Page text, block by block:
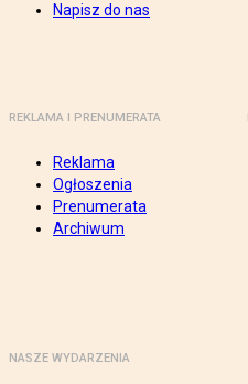
Napisz do nas
REKLAMA I PRENUMERATA
Reklama
Ogłoszenia
Prenumerata
Archiwum
NASZE WYDARZENIA